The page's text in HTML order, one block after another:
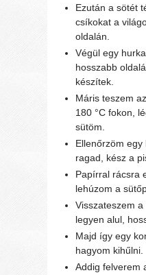
Ezután a sötét
csíkokat a
oldalán.
Végül egy
hosszabb
készítek.
Máris teszem
180 °C fokon,
sütöm.
Ellenőrzöm
ragad, kész a
Papírral rácsra
lehúzom a
Visszateszem
legyen alul,
Majd így egy
hagyom kihűlni.
Addig felverem